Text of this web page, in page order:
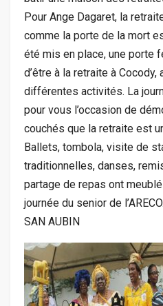
Pour Ange Dagaret, la
comme la porte de la mort
été mis en place, une porte
d’être à la retraite à
différentes activités. La
pour vous l’occasion de
couchés que la retraite est
Ballets, tombola, visite de
traditionnelles, danses,
partage de repas ont
journée du senior de l’ARECO.
SAN AUBIN